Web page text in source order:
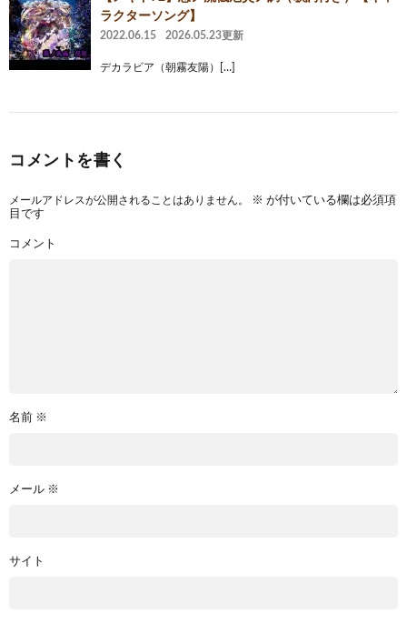
ラクターソング】
2022.06.15 2026.05.23更新
デカラビア（朝霧友陽）[…]
コメントを書く
メールアドレスが公開されることはありません。 ※ が付いている欄は必須項
目です
コメント
名前 ※
メール ※
サイト